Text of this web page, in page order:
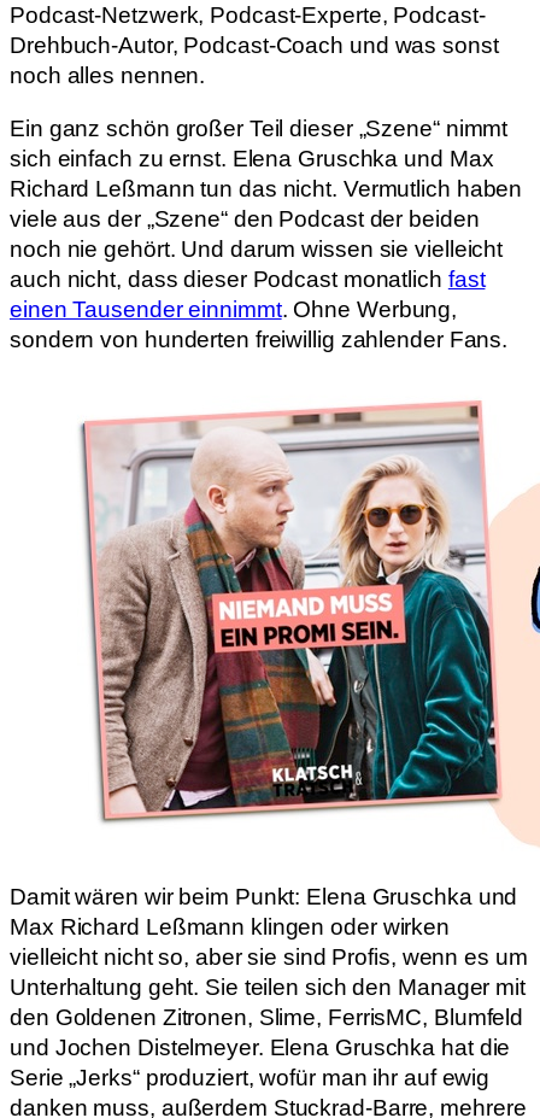
Podcast-Netzwerk, Podcast-Experte, Podcast-
Drehbuch-Autor, Podcast-Coach und was sonst
noch alles nennen.
Ein ganz schön großer Teil dieser „Szene“ nimmt
sich einfach zu ernst. Elena Gruschka und Max
Richard Leßmann tun das nicht. Vermutlich haben
viele aus der „Szene“ den Podcast der beiden
noch nie gehört. Und darum wissen sie vielleicht
auch nicht, dass dieser Podcast monatlich fast
einen Tausender einnimmt. Ohne Werbung,
sondern von hunderten freiwillig zahlender Fans.
Damit wären wir beim Punkt: Elena Gruschka und
Max Richard Leßmann klingen oder wirken
vielleicht nicht so, aber sie sind Profis, wenn es um
Unterhaltung geht. Sie teilen sich den Manager mit
den Goldenen Zitronen, Slime, FerrisMC, Blumfeld
und Jochen Distelmeyer. Elena Gruschka hat die
Serie „Jerks“ produziert, wofür man ihr auf ewig
danken muss, außerdem Stuckrad-Barre, mehrere